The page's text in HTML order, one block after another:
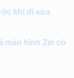
khi đi sửa
màn hình Zin có